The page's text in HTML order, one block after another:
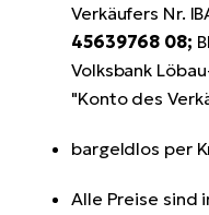
Verkäufers Nr.
45639768 08;
Volksbank
"Konto des
bargeldlos per
Alle Preise sind